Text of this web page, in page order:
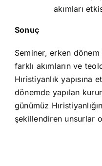
akımları
Sonuç
Seminer, erken dönem
farklı akımların ve
Hıristiyanlık
dönemde yapılan
günümüz
şekillendiren unsurlar